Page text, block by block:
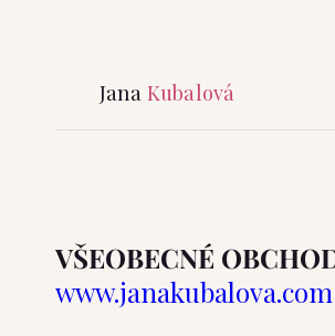
Jana Kubalová
VŠEOBECNÉ
www.janakubalova.com